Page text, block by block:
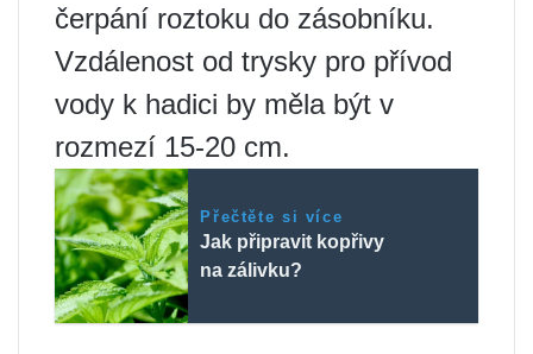
čerpání roztoku do zásobníku.
Vzdálenost od trysky pro přívod
vody k hadici by měla být v
rozmezí 15-20 cm.
Přečtěte si více
Jak připravit kopřivy
na zálivku?